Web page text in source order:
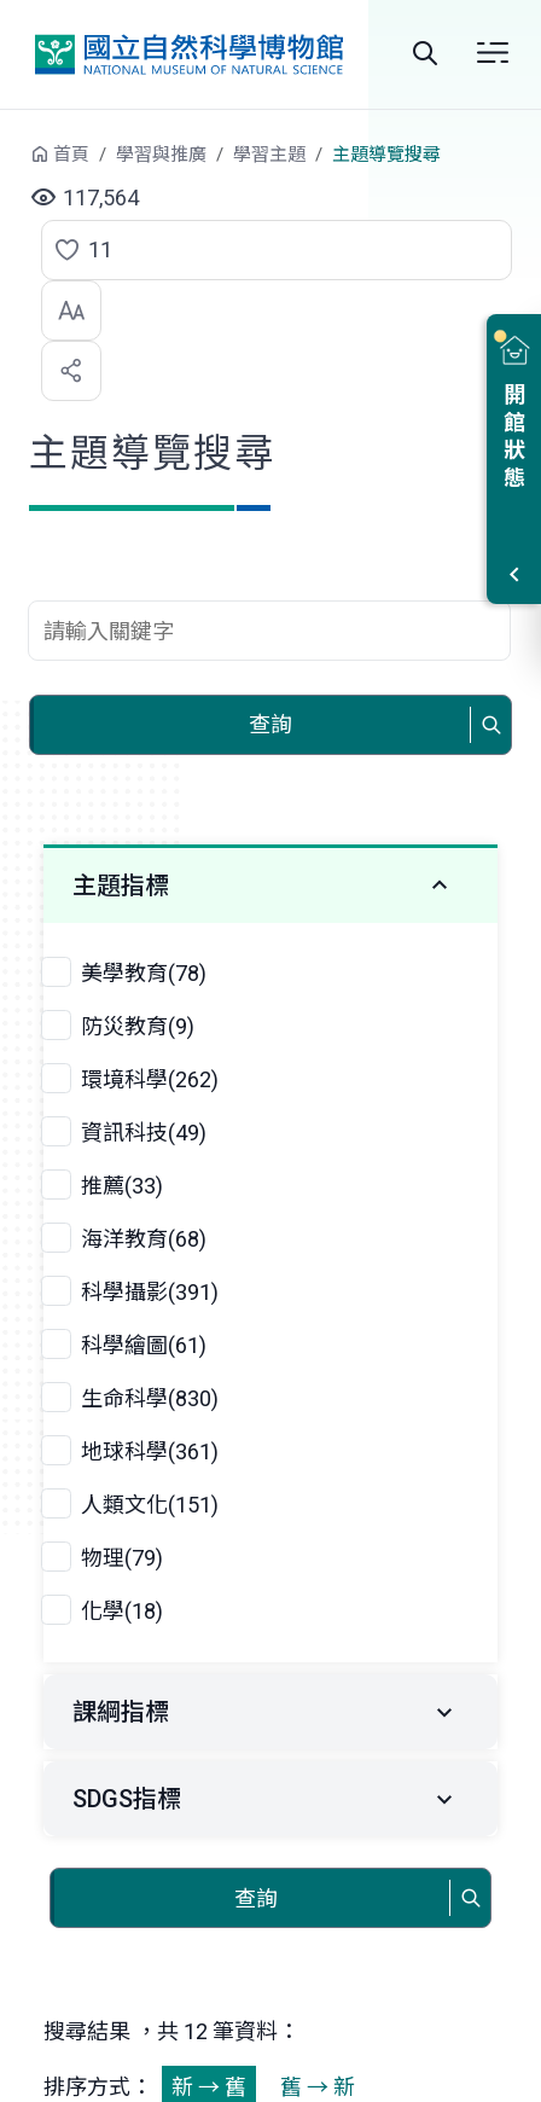
站
尋
開館狀態
首頁 學習與推廣 學習主題 主題導覽搜尋
117,564
點
選
喜
歡
11
主題導覽搜尋
查詢關鍵字
查詢
主題指標
美學教育(78)
防災教育(9)
環境科學(262)
資訊科技(49)
推薦(33)
海洋教育(68)
科學攝影(391)
科學繪圖(61)
生命科學(830)
地球科學(361)
人類文化(151)
物理(79)
化學(18)
課綱指標
SDGS指標
查詢
搜尋結果 ，共 12 筆資料：
排序方式： 新 → 舊 舊 → 新